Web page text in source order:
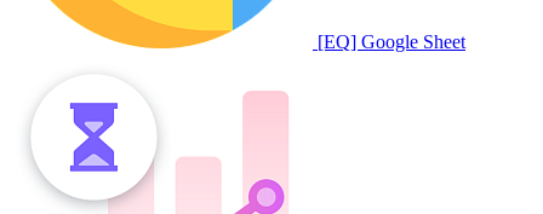
[EQ] Google Sheet